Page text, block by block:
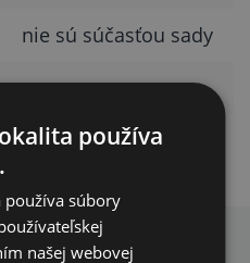
nie sú súčasťou sady
používa
používa súbory
našej webovej